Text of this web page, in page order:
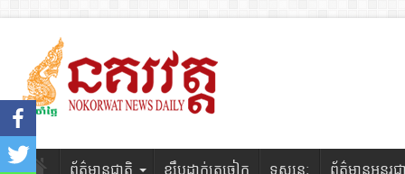
ព័ត៌មានជាតិ ខ្សឹបដាក់ត្រចៀក ទស្សនៈ ព័ត៌មានអន្តរជ